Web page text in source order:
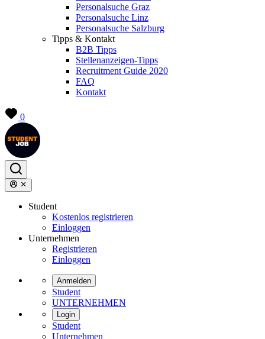
Personalsuche Graz
Personalsuche Linz
Personalsuche Salzburg
Tipps & Kontakt
B2B Tipps
Stellenanzeigen-Tipps
Recruitment Guide 2020
FAQ
Kontakt
0
Student
Kostenlos registrieren
Einloggen
Unternehmen
Registrieren
Einloggen
Anmelden
Student
UNTERNEHMEN
Login
Student
Unternehmen